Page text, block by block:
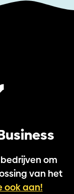
om
van het
ook aan!